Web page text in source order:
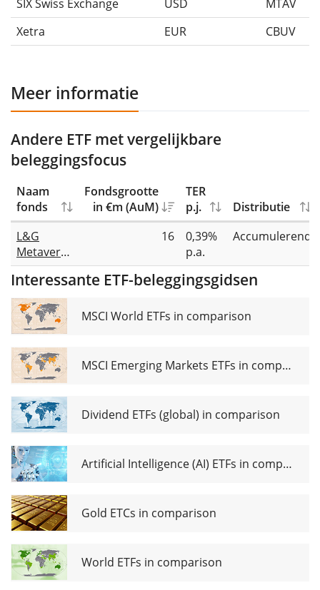
SIX Swiss Exchange USD
MTAV
Xetra
EUR CBUV
Meer informatie
Andere ETF met vergelijkbare
beleggingsfocus
Naam
fonds
Fondsgrootte
in €m (AuM)
TER
p.j.
Distributie
L&G
Metaverse
UCITS ETF
USD Acc
16
0,39%
p.a.
Accumulerend
Interessante ETF-beleggingsgidsen
MSCI World ETFs in comparison
MSCI Emerging Markets ETFs in comparison
Dividend ETFs (global) in comparison
Artificial Intelligence (AI) ETFs in comparison
Gold ETCs in comparison
World ETFs in comparison